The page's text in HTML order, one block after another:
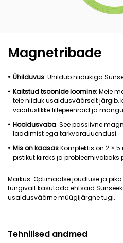
Magnetribade
Ühilduvus: Ühildub niidukiga
Kaitstud tsoonide loomine: Meie
teie niiduk usaldusväärselt järgib,
väärtuslikke lillepeenraid ja
Hooldusvaba: See passiivne
laadimist ega tarkvarauuendusi.
Mis on kaasas:Komplektis on 2 ×
pistikut kiireks ja
Märkus: Optimaalse jõudluse ja
tungivalt kasutada ehtsaid
usaldusväärne müügijärgne tugi.
Tehnilised andmed